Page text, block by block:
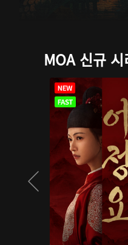
MOA 신규 시